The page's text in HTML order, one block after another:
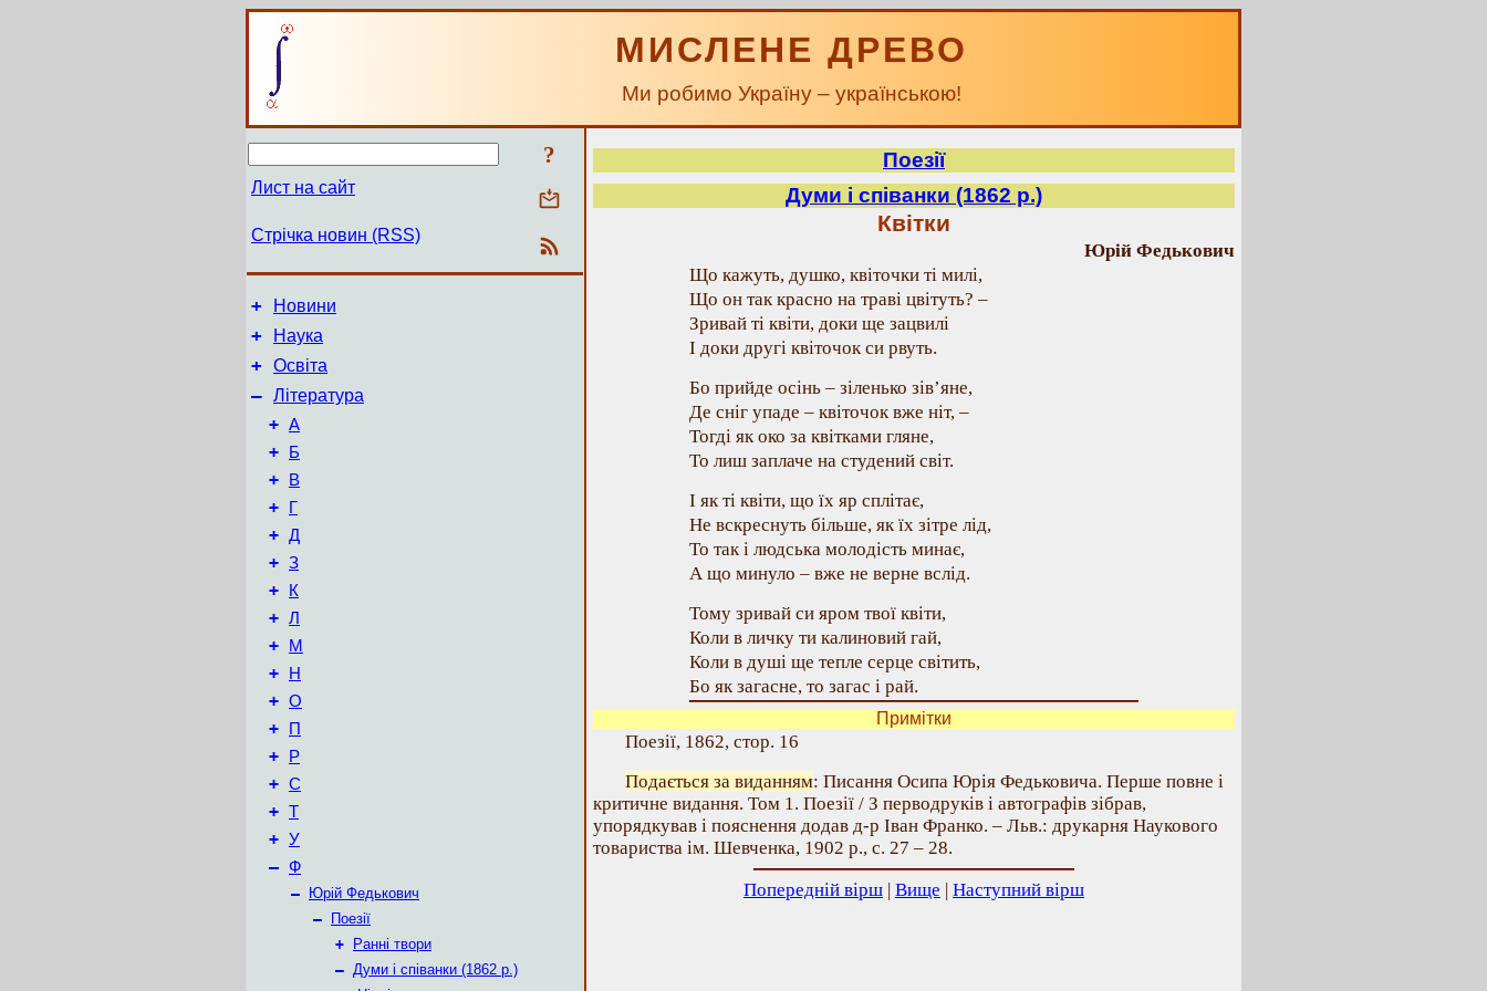
МИСЛЕНЕ ДРЕВО
Ми робимо Україну – українською!
?
Лист на сайт
Стрічка новин (RSS)
+ Новини
+ Наука
+ Освіта
– Література
+ А
+ Б
+ В
+ Г
+ Д
+ З
+ К
+ Л
+ М
+ Н
+ О
+ П
+ Р
+ С
+ Т
+ У
– Ф
–
Юрій Федькович
–
Поезії
+
Ранні твори
– Думи і співанки (1862 р.)
Поезії
Думи і співанки (1862 р.)
Квітки
Юрій Федькович
Що кажуть, душко, квіточки ті милі,
Що он так красно на траві цвітуть? –
Зривай ті квіти, доки ще зацвилі
І доки другі квіточок си рвуть.
Бо прийде осінь – зіленько зів’яне,
Де сніг упаде – квіточок вже ніт, –
Тогді як око за квітками гляне,
То лиш заплаче на студений світ.
І як ті квіти, що їх яр сплітає,
Не вскреснуть більше, як їх зітре лід,
То так і людська молодість минає,
А що минуло – вже не верне вслід.
Тому зривай си яром твої квіти,
Коли в личку ти калиновий гай,
Коли в душі ще тепле серце світить,
Бо як загасне, то загас і рай.
Примітки
Поезії, 1862, стор. 16
Подається за виданням: Писання Осипа Юрія Федьковича. Перше повне і
критичне видання. Том 1. Поезії / З перводруків і автографів зібрав,
упорядкував і пояснення додав д-р Іван Франко. – Льв.: друкарня Наукового
товариства ім. Шевченка, 1902 р., с. 27 – 28.
Попередній вірш | Вище | Наступний вірш